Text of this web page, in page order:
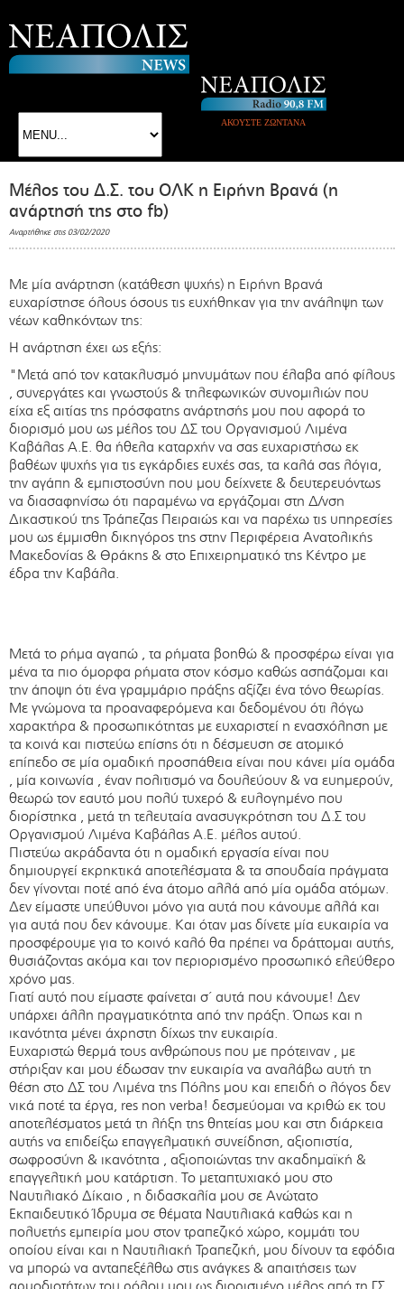
ΑΚΟΥΣΤΕ ΖΩΝΤΑΝΑ
Mέλος του Δ.Σ. του ΟΛΚ η Ειρήνη Βρανά (η
ανάρτησή της στο fb)
Αναρτήθηκε στις 03/02/2020
Mε μία ανάρτηση (κατάθεση ψυχής) η Ειρήνη Βρανά
ευχαρίστησε όλους όσους τις ευχήθηκαν για την ανάληψη των
νέων καθηκόντων της:
Η ανάρτηση έχει ως εξής:
"Μετά από τον κατακλυσμό μηνυμάτων που έλαβα από φίλους
, συνεργάτες και γνωστούς & τηλεφωνικών συνομιλιών που
είχα εξ αιτίας της πρόσφατης ανάρτησής μου που αφορά το
διορισμό μου ως μέλος του ΔΣ του Οργανισμού Λιμένα
Καβάλας Α.Ε. θα ήθελα καταρχήν να σας ευχαριστήσω εκ
βαθέων ψυχής για τις εγκάρδιες ευχές σας, τα καλά σας λόγια,
την αγάπη & εμπιστοσύνη που μου δείχνετε & δευτερευόντως
να διασαφηνίσω ότι παραμένω να εργάζομαι στη Δ/νση
Δικαστικού της Τράπεζας Πειραιώς και να παρέχω τις υπηρεσίες
μου ως έμμισθη δικηγόρος της στην Περιφέρεια Ανατολικής
Μακεδονίας & Θράκης & στο Επιχειρηματικό της Κέντρο με
έδρα την Καβάλα.
Μετά το ρήμα αγαπώ , τα ρήματα βοηθώ & προσφέρω είναι για
μένα τα πιο όμορφα ρήματα στον κόσμο καθώς ασπάζομαι και
την άποψη ότι ένα γραμμάριο πράξης αξίζει ένα τόνο θεωρίας.
Με γνώμονα τα προαναφερόμενα και δεδομένου ότι λόγω
χαρακτήρα & προσωπικότητας με ευχαριστεί η ενασχόληση με
τα κοινά και πιστεύω επίσης ότι η δέσμευση σε ατομικό
επίπεδο σε μία ομαδική προσπάθεια είναι που κάνει μία ομάδα
, μία κοινωνία , έναν πολιτισμό να δουλεύουν & να ευημερούν,
θεωρώ τον εαυτό μου πολύ τυχερό & ευλογημένο που
διορίστηκα , μετά τη τελευταία ανασυγκρότηση του Δ.Σ του
Οργανισμού Λιμένα Καβάλας Α.Ε. μέλος αυτού.
Πιστεύω ακράδαντα ότι η ομαδική εργασία είναι που
δημιουργεί εκρηκτικά αποτελέσματα & τα σπουδαία πράγματα
δεν γίνονται ποτέ από ένα άτομο αλλά από μία ομάδα ατόμων.
Δεν είμαστε υπεύθυνοι μόνο για αυτά που κάνουμε αλλά και
για αυτά που δεν κάνουμε. Και όταν μας δίνετε μία ευκαιρία να
προσφέρουμε για το κοινό καλό θα πρέπει να δράττομαι αυτής,
θυσιάζοντας ακόμα και τον περιορισμένο προσωπικό ελεύθερο
χρόνο μας.
Γιατί αυτό που είμαστε φαίνεται σ΄ αυτά που κάνουμε! Δεν
υπάρχει άλλη πραγματικότητα από την πράξη. Όπως και η
ικανότητα μένει άχρηστη δίχως την ευκαιρία.
Ευχαριστώ θερμά τους ανθρώπους που με πρότειναν , με
στήριξαν και μου έδωσαν την ευκαιρία να αναλάβω αυτή τη
θέση στο ΔΣ του Λιμένα της Πόλης μου και επειδή ο λόγος δεν
νικά ποτέ τα έργα, res non verba! δεσμεύομαι να κριθώ εκ του
αποτελέσματος μετά τη λήξη της θητείας μου και στη διάρκεια
αυτής να επιδείξω επαγγελματική συνείδηση, αξιοπιστία,
σωφροσύνη & ικανότητα , αξιοποιώντας την ακαδημαϊκή &
επαγγελτική μου κατάρτιση. Το μεταπτυχιακό μου στο
Ναυτιλιακό Δίκαιο , η διδασκαλία μου σε Ανώτατο
Εκπαιδευτικό Ίδρυμα σε θέματα Ναυτιλιακά καθώς και η
πολυετής εμπειρία μου στον τραπεζικό χώρο, κομμάτι του
οποίου είναι και η Ναυτιλιακή Τραπεζική, μου δίνουν τα εφόδια
να μπορώ να ανταπεξέλθω στις ανάγκες & απαιτήσεις των